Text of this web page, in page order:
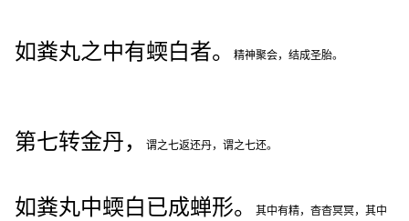
如粪丸之中有蝡白者。 精神聚会，结成圣胎。
第七转金丹， 谓之七返还丹，谓之七还。
如粪丸中蝡白已成蝉形。 其中有精，杳杳冥冥，其中